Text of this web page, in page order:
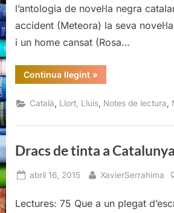
l’antologia de novel·la negra
accident (Meteora) la seva
i un home cansat (Rosa…
Continua llegint“Sota
l’asfalt,
»
Català Llort, Lluís Notes de lectura
Dracs de tinta a
Posted
abril 16, 2015 By
XavierSerrahima
Lectures: 75 Que a un plegat